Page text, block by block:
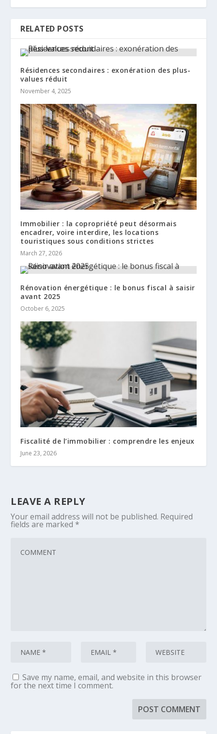
RELATED POSTS
Résidences secondaires : exonération des plus-
values réduit
November 4, 2025
Immobilier : la copropriété peut désormais
encadrer, voire interdire, les locations
touristiques sous conditions strictes
March 27, 2026
Rénovation énergétique : le bonus fiscal à saisir
avant 2025
October 6, 2025
Fiscalité de l’immobilier : comprendre les enjeux
June 23, 2026
LEAVE A REPLY
Your email address will not be published. Required
fields are marked *
Save my name, email, and website in this browser
for the next time I comment.